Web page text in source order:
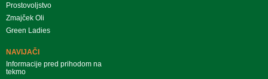
Prostovoljstvo
Zmajček Oli
Green Ladies
NAVIJAČI
Informacije pred prihodom na
tekmo